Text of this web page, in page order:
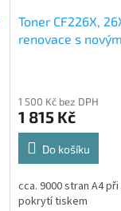
Toner CF226X,
renovace s novým
1 500 Kč bez DPH
1 815 Kč
Do košíku
cca. 9000 stran A4
pokrytí tiskem